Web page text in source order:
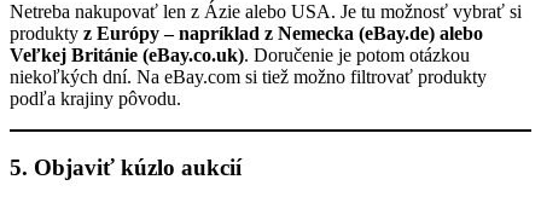
Netreba nakupovať len z Ázie alebo USA. Je tu možnosť vybrať si
produkty z Európy – napríklad z Nemecka (eBay.de) alebo
Veľkej Británie (eBay.co.uk). Doručenie je potom otázkou
niekoľkých dní. Na eBay.com si tiež možno filtrovať produkty
podľa krajiny pôvodu.
5. Objaviť kúzlo aukcií